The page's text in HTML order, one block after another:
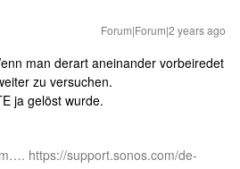
Forum|Forum|2 years ago
man derart aneinander vorbeiredet
zu versuchen.
ja gelöst wurde.
https://support.sonos.com/de-